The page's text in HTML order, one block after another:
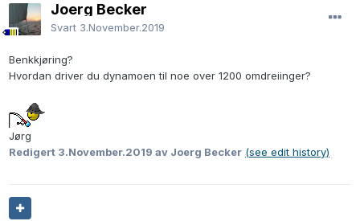
Joerg Becker
Svart 3.November.2019
Benkkjøring?
Hvordan driver du dynamoen til noe over 1200 omdreiinger?
Jørg
Redigert 3.November.2019 av Joerg Becker (see edit history)